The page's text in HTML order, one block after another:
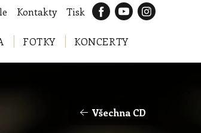
Kontakty Tisk
FOTKY KONCERTY
Všechna CD